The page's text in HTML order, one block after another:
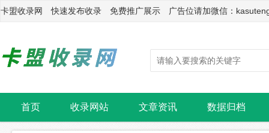
卡盟收录网 快速发布收录 免费推广展示 广告位请加微信：
首页 收录网站 文章资讯 数据归档